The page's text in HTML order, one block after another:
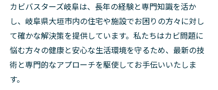
カビバスターズ岐阜は、長年の経験と専門知識を活か
し、岐阜県大垣市内の住宅や施設でお困りの方々に対し
て確かな解決策を提供しています。私たちはカビ問題に
悩む方々の健康と安心な生活環境を守るため、最新の技
術と専門的なアプローチを駆使してお手伝いいたしま
す。